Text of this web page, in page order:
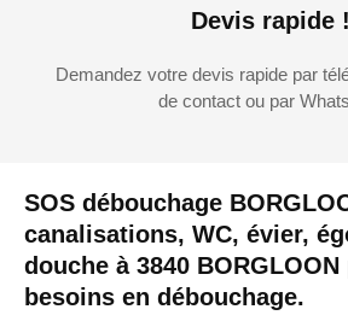
SOS débouchage
canalisations, WC, évier,
douche à 3840
besoins en débouchage.
Devis rapide !
Demandez votre devis rapide par
de contact ou par